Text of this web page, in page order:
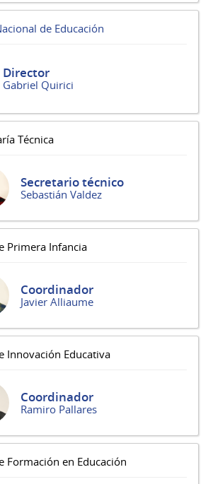
de Educación
Director
Gabriel Quirici
Técnica
Secretario técnico
Sebastián Valdez
Primera Infancia
Coordinador
Javier Alliaume
Innovación Educativa
Coordinador
Ramiro Pallares
Formación en Educación